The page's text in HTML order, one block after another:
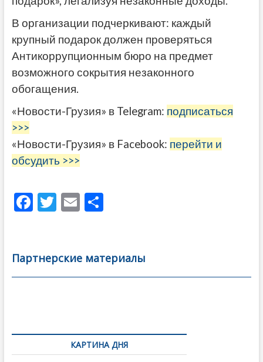
В организации подчеркивают: каждый
крупный подарок должен проверяться
Антикоррупционным бюро на предмет
возможного сокрытия незаконного
обогащения.
«Новости-Грузия» в Telegram: подписаться
>>>
«Новости-Грузия» в Facebook: перейти и
обсудить >>>
F
b
o
T
er
E
l
О
а
в
Партнерские материалы
по
записямКАРТИНА ДНЯ